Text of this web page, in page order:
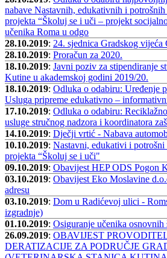
nabave Nastavnih, edukativnih i
projekta “Školuj se i uči – projekt
učenika Roma u odgo
28.10.2019: 24. sjednica Gradskog vijeća
28.10.2019: Proračun za 2020.
18.10.2019: Javni poziv za stipendiranje
Kutine u akademskoj godini 2019/20.
18.10.2019: Odluka o odabiru: Uređenje
Usluga pripreme edukativno –
17.10.2019: Odluka o odabiru:
usluge stručnog nadzora i koordinatora
14.10.2019: Dječji vrtić - Nabava
10.10.2019: Nastavni, edukativi i
projekta “Školuj se i uči"
09.10.2019: Obavijest HEP ODS Pogon
03.10.2019: Obavijest Eko Moslavine
adresu
03.10.2019: Dom u Radićevoj ulici -
izgradnje)
01.10.2019: Osiguranje učenika osnovnih
26.09.2019: OBAVIJEST
DERATIZACIJE ZA PODRUČJE